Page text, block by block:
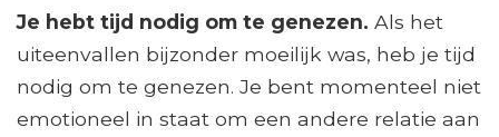
Je hebt tijd nodig om te genezen. Als het
uiteenvallen bijzonder moeilijk was, heb je tijd
nodig om te genezen. Je bent momenteel niet
emotioneel in staat om een ​​andere relatie aan